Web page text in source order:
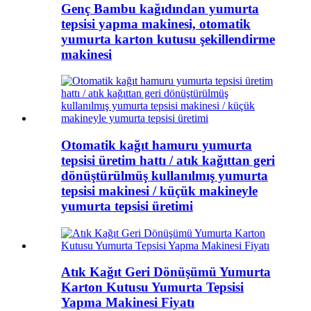
Genç Bambu kağıdından yumurta
tepsisi yapma makinesi, otomatik
yumurta karton kutusu şekillendirme
makinesi
Otomatik kağıt hamuru yumurta
tepsisi üretim hattı / atık kağıttan geri
dönüştürülmüş kullanılmış yumurta
tepsisi makinesi / küçük makineyle
yumurta tepsisi üretimi
Atık Kağıt Geri Dönüşümü Yumurta
Karton Kutusu Yumurta Tepsisi
Yapma Makinesi Fiyatı